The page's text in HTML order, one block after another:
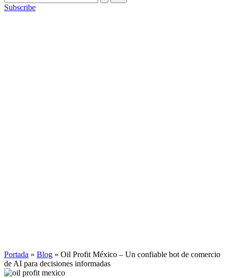
Subscribe
Portada » Blog » Oil Profit México – Un confiable bot de comercio
de AI para decisiones informadas